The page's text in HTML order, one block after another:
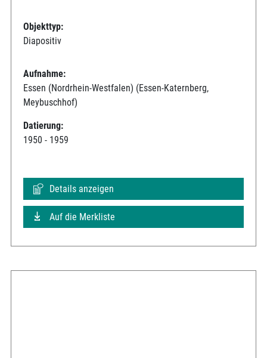
Objekttyp:
Diapositiv
Aufnahme:
Essen (Nordrhein-Westfalen) (Essen-Katernberg,
Meybuschhof)
Datierung:
1950 - 1959
Details anzeigen
Auf die Merkliste